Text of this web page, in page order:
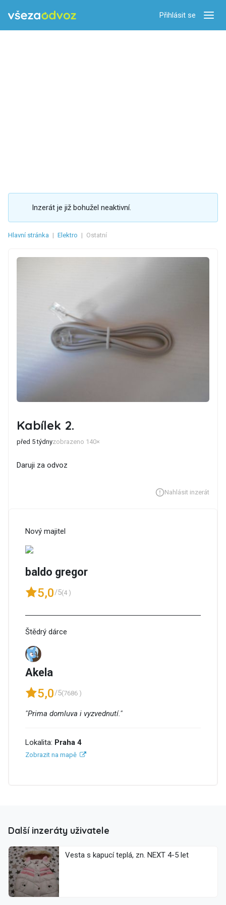
Přihlásit se
Inzerát je již bohužel neaktivní.
Hlavní stránka | Elektro | Ostatní
Kabílek 2.
před 5 týdnyzobrazeno 140×
Daruji za odvoz
Nahlásit inzerát
Nový majitel
baldo gregor
5,0/5(4 )
Štědrý dárce
Akela
5,0/5(7686 )
"Prima domluva i vyzvednutí."
Lokalita: Praha 4
Zobrazit na mapě
Další inzeráty uživatele
Vesta s kapucí teplá, zn. NEXT 4-5 let